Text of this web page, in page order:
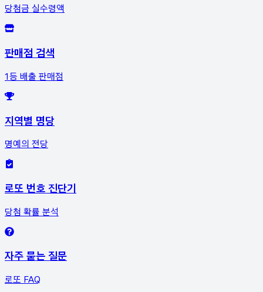
당첨금 실수령액
판매점 검색
1등 배출 판매점
지역별 명당
명예의 전당
로또 번호 진단기
당첨 확률 분석
자주 묻는 질문
로또 FAQ